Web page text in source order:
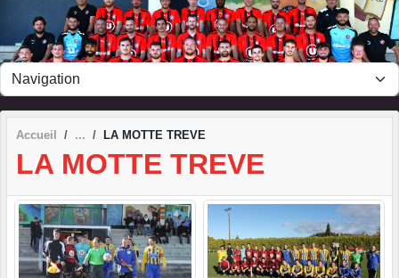
Accueil LA MOTTE TREVE
LA MOTTE TREVE